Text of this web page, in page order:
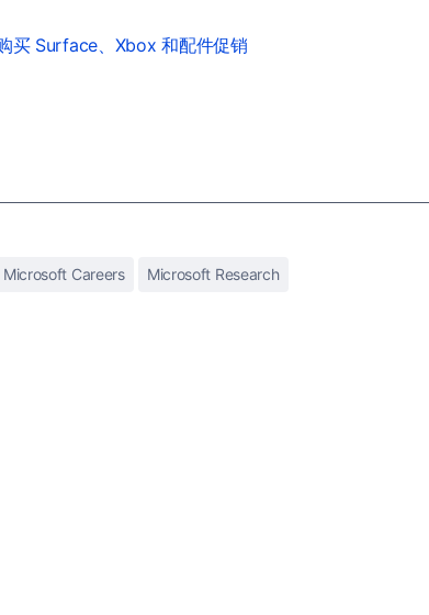
买 Surface、Xbox 和配件促销
Microsoft Careers Microsoft Research